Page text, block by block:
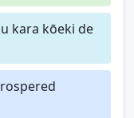
kara kōeki de